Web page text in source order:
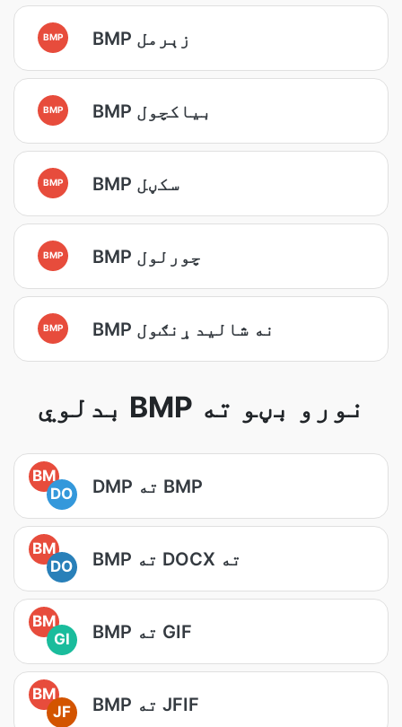
BMP BMP زېرمل
BMP BMP بياکچول
BMP BMP سکڼل
BMP BMP چورلول
BMP BMP نه شاليد ړنګول
بدلوي BMP نورو بڼو ته
BM
DO
DMP ته BMP
BM
DO
BMP ته DOCX ته
BM
GI
BMP ته GIF
BM
JF
BMP ته JFIF